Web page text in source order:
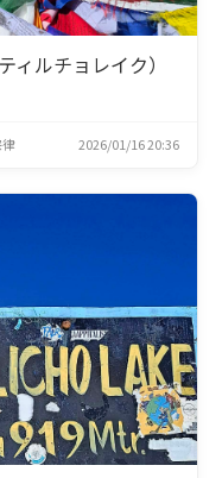
ルチョレイク）
2026/01/16 20:36